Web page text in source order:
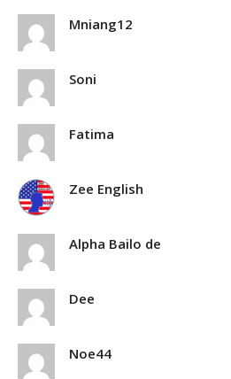
Mniang12
Soni
Fatima
Zee English
Alpha Bailo de
Dee
Noe44